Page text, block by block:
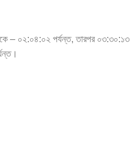
– ০২:০৪:০২ পর্যন্ত, তারপর ০৩:৩০:১৩